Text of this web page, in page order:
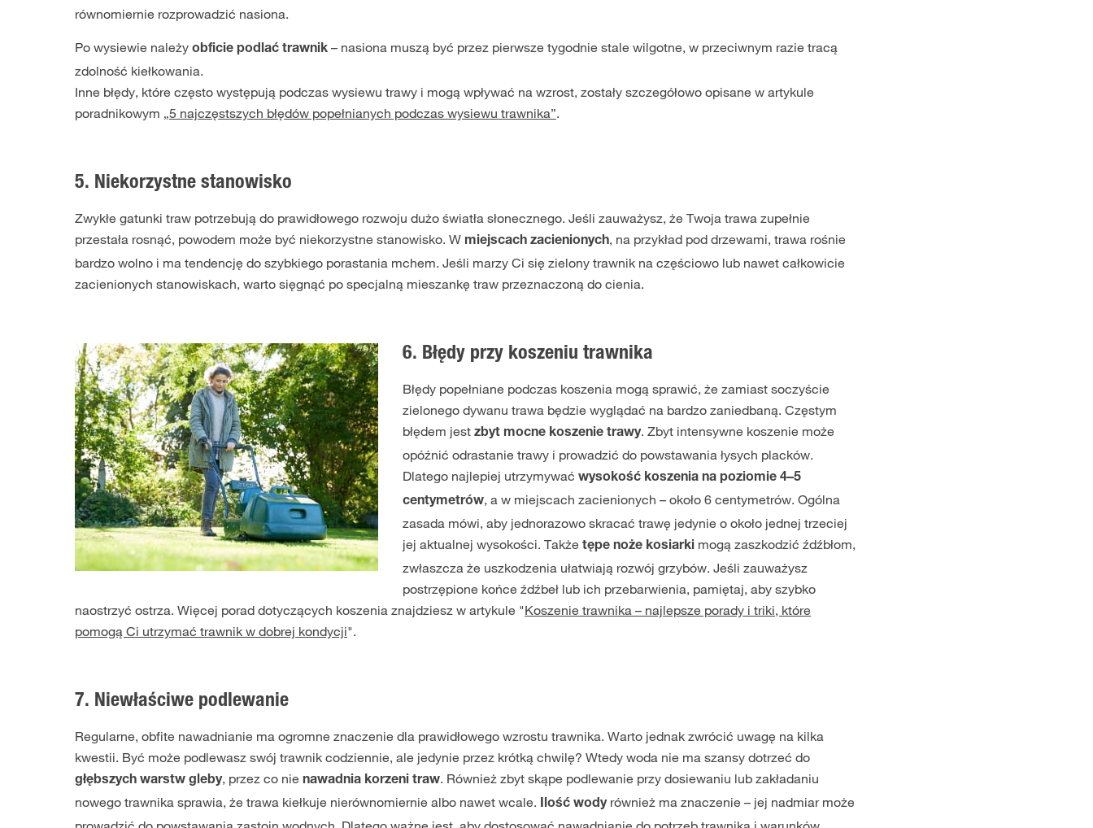
równomiernie rozprowadzić nasiona.
Po wysiewie należy obficie podlać trawnik – nasiona muszą być przez pierwsze tygodnie stale wilgotne, w przeciwnym razie tracą
zdolność kiełkowania.
Inne błędy, które często występują podczas wysiewu trawy i mogą wpływać na wzrost, zostały szczegółowo opisane w artykule
poradnikowym „5 najczęstszych błędów popełnianych podczas wysiewu trawnika”.
5. Niekorzystne stanowisko
Zwykłe gatunki traw potrzebują do prawidłowego rozwoju dużo światła słonecznego. Jeśli zauważysz, że Twoja trawa zupełnie
przestała rosnąć, powodem może być niekorzystne stanowisko. W miejscach zacienionych, na przykład pod drzewami, trawa rośnie
bardzo wolno i ma tendencję do szybkiego porastania mchem. Jeśli marzy Ci się zielony trawnik na częściowo lub nawet całkowicie
zacienionych stanowiskach, warto sięgnąć po specjalną mieszankę traw przeznaczoną do cienia.
6. Błędy przy koszeniu trawnika
Błędy popełniane podczas koszenia mogą sprawić, że zamiast soczyście
zielonego dywanu trawa będzie wyglądać na bardzo zaniedbaną. Częstym
błędem jest zbyt mocne koszenie trawy. Zbyt intensywne koszenie może
opóźnić odrastanie trawy i prowadzić do powstawania łysych placków.
Dlatego najlepiej utrzymywać wysokość koszenia na poziomie 4–5
centymetrów, a w miejscach zacienionych – około 6 centymetrów. Ogólna
zasada mówi, aby jednorazowo skracać trawę jedynie o około jednej trzeciej
jej aktualnej wysokości. Także tępe noże kosiarki mogą zaszkodzić źdźbłom,
zwłaszcza że uszkodzenia ułatwiają rozwój grzybów. Jeśli zauważysz
postrzępione końce źdźbeł lub ich przebarwienia, pamiętaj, aby szybko
naostrzyć ostrza. Więcej porad dotyczących koszenia znajdziesz w artykule "Koszenie trawnika – najlepsze porady i triki, które
pomogą Ci utrzymać trawnik w dobrej kondycji".
7. Niewłaściwe podlewanie
Regularne, obfite nawadnianie ma ogromne znaczenie dla prawidłowego wzrostu trawnika. Warto jednak zwrócić uwagę na kilka
kwestii. Być może podlewasz swój trawnik codziennie, ale jedynie przez krótką chwilę? Wtedy woda nie ma szansy dotrzeć do
głębszych warstw gleby, przez co nie nawadnia korzeni traw. Również zbyt skąpe podlewanie przy dosiewaniu lub zakładaniu
nowego trawnika sprawia, że trawa kiełkuje nierównomiernie albo nawet wcale. Ilość wodyrównież ma znaczenie – jej nadmiar może